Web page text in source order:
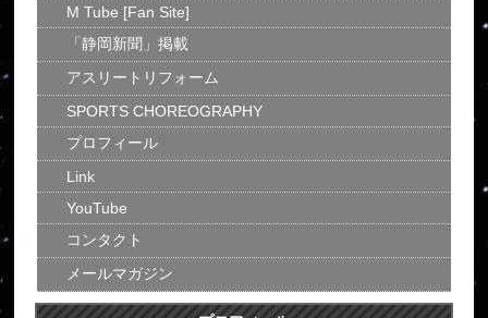
M Tube [Fan Site]
「静岡新聞」掲載
アスリートリフォーム
SPORTS CHOREOGRAPHY
プロフィール
Link
YouTube
コンタクト
メールマガジン